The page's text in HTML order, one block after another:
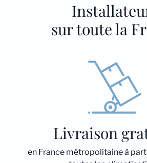
sur toute la
Livraison
en France métropolitaine à